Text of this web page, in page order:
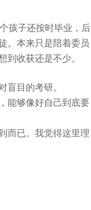
孩子还按时毕业，后
。本来只是陪着委员
到收获还是不少。
盲目的考研。
能够像好自己到底要
而已。我觉得这里理